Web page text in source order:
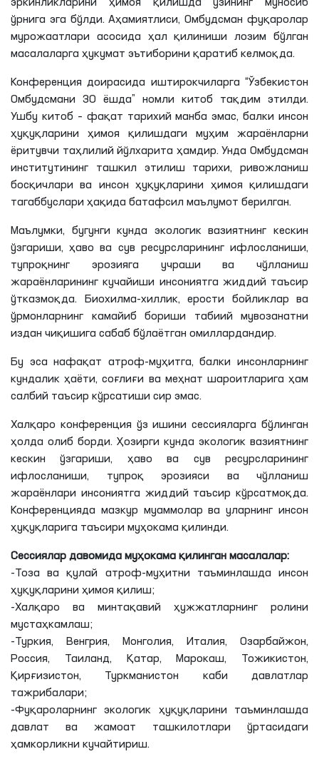
эркинликларини ҳимоя қилишда ўзининг муносиб
ўрнига эга бўлди. Аҳамиятлиси, Омбудсман фуқаролар
мурожаатлари асосида ҳал қилиниши лозим бўлган
масалаларга ҳукумат эътиборини қаратиб келмоқда.
Конференция доирасида иштирокчиларга “Ўзбекистон
Омбудсмани 30 ёшда” номли китоб тақдим этилди.
Ушбу китоб – фақат тарихий манба эмас, балки инсон
ҳуқуқларини ҳимоя қилишдаги муҳим жараёнларни
ёритувчи таҳлилий йўлхарита ҳамдир. Унда Омбудсман
институтининг ташкил этилиш тарихи, ривожланиш
босқичлари ва инсон ҳуқуқларини ҳимоя қилишдаги
тагаббуслари ҳақида батафсил маълумот берилган.
Маълумки, бугунги кунда экологик вазиятнинг кескин
ўзгариши, ҳаво ва сув ресурсларининг ифлосланиши,
тупроқнинг эрозияга учраши ва чўлланиш
жараёнларининг кучайиши инсониятга жиддий таъсир
ўтказмоқда. Биохилма-хиллик, ерости бойликлар ва
ўрмонларнинг камайиб бориши табиий мувозанатни
издан чиқишига сабаб бўлаётган омиллардандир.
Бу эса нафақат атроф-муҳитга, балки инсонларнинг
кундалик ҳаёти, соғлиғи ва меҳнат шароитларига ҳам
салбий таъсир кўрсатиши сир эмас.
Халқаро конференция ўз ишини сессияларга бўлинган
ҳолда олиб борди. Ҳозирги кунда экологик вазиятнинг
кескин ўзгариши, ҳаво ва сув ресурсларининг
ифлосланиши, тупроқ эрозияси ва чўлланиш
жараёнлари инсониятга жиддий таъсир кўрсатмоқда.
Конференцияда мазкур муаммолар ва уларнинг инсон
ҳуқуқларига таъсири муҳокама қилинди.
Сессиялар давомида муҳокама қилинган масалалар:
-Тоза ва қулай атроф-муҳитни таъминлашда инсон
ҳуқуқларини ҳимоя қилиш;
-Халқаро ва минтақавий ҳужжатларнинг ролини
мустаҳкамлаш;
-Туркия, Венгрия, Монголия, Италия, Озарбайжон,
Россия, Таиланд, Қатар, Марокаш, Тожикистон,
Қирғизистон, Туркманистон каби давлатлар
тажрибалари;
-Фуқароларнинг экологик ҳуқуқларини таъминлашда
давлат ва жамоат ташкилотлари ўртасидаги
ҳамкорликни кучайтириш.